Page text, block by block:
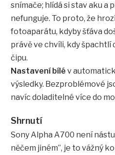
snímače; hlídá si stav aku a
nefunguje. To proto, že
fotoaparátu, kdyby šťáva
právě ve chvíli, kdy špachtlí
čipu.
Nastavení bílé v
výsledky. Bezproblémové
navíc doladitelné více do
Shrnutí
Sony Alpha A700 není
něčem jiném”, je to vážný